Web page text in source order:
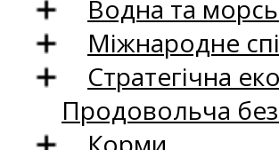
Водна та
Міжнародне
Стратегічна
Продовольча